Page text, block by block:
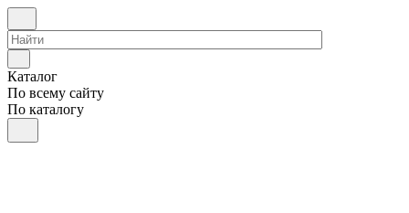
Каталог
По всему сайту
По каталогу